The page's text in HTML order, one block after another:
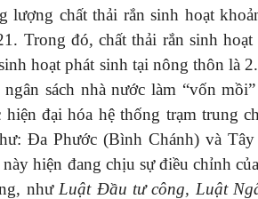
lượng chất thải rắn sinh hoạt
Trong đó, chất thải rắn sinh
hoạt phát sinh tại nông thôn là
ngân sách nhà nước làm “vốn
hiện đại hóa hệ thống trạm trung
Đa Phước (Bình Chánh) và
hiện đang chịu sự điều chỉnh
như Luật Đầu tư công, Luật